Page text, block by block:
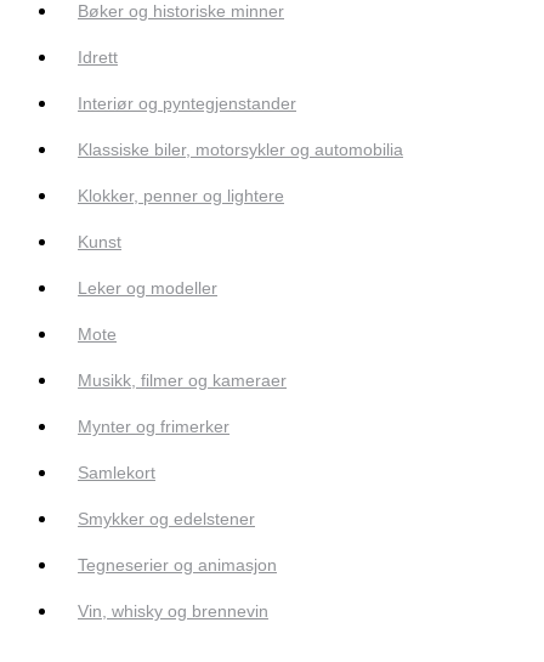
Bøker og historiske minner
Idrett
Interiør og pyntegjenstander
Klassiske biler, motorsykler og automobilia
Klokker, penner og lightere
Kunst
Leker og modeller
Mote
Musikk, filmer og kameraer
Mynter og frimerker
Samlekort
Smykker og edelstener
Tegneserier og animasjon
Vin, whisky og brennevin